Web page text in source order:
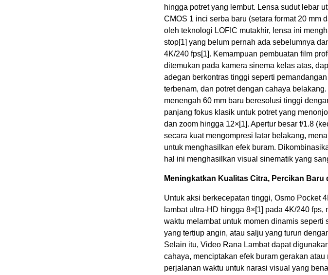
hingga potret yang lembut. Lensa sudut lebar
CMOS 1 inci serba baru (setara format 20 mm
oleh teknologi LOFIC mutakhir, lensa ini
stop[1] yang belum pernah ada sebelumnya
4K/240 fps[1]. Kemampuan pembuatan film
ditemukan pada kamera sinema kelas atas,
adegan berkontras tinggi seperti
terbenam, dan potret dengan cahaya
menengah 60 mm baru beresolusi tinggi
panjang fokus klasik untuk potret yang
dan zoom hingga 12×[1]. Apertur besar f/1.8
secara kuat mengompresi latar belakang,
untuk menghasilkan efek buram.
hal ini menghasilkan visual sinematik yang
Meningkatkan Kualitas Citra, Percikan Baru
Untuk aksi berkecepatan tinggi, Osmo Pocket
lambat ultra-HD hingga 8×[1] pada 4K/240 fps,
waktu melambat untuk momen dinamis seperti
yang tertiup angin, atau salju yang turun
Selain itu, Video Rana Lambat dapat
cahaya, menciptakan efek buram gerakan
perjalanan waktu untuk narasi visual yang